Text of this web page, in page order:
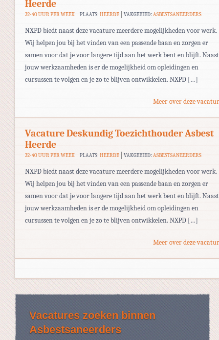
Heerde
32-40 UUR PER WEEK PLAATS: HEERDE VAKGEBIED:ASBESTSANEERDERS
NXPD biedt naast deze vacature meerdere mogelijkheden voor werk.
Wij helpen jou bij het vinden van een passende baan en zorgen er
samen voor dat je voor langere tijd aan het werk bent en blijft. Naast
jouw werkzaamheden is er de mogelijkheid om opleidingen en
cursussen te volgen en je zo te blijven ontwikkelen. NXPD […]
Meer over deze
Vacature Deskundig Toezichthouder Asbest
Heerde
32-40 UUR PER WEEK PLAATS: HEERDE VAKGEBIED:ASBESTSANEERDERS
NXPD biedt naast deze vacature meerdere mogelijkheden voor werk.
Wij helpen jou bij het vinden van een passende baan en zorgen er
samen voor dat je voor langere tijd aan het werk bent en blijft. Naast
jouw werkzaamheden is er de mogelijkheid om opleidingen en
cursussen te volgen en je zo te blijven ontwikkelen. NXPD […]
Meer over deze
Vacatures zoeken binnen
Asbestsaneerders